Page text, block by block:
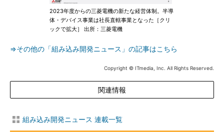
2023年度からの三菱電機の新たな経営体制。半導
体・デバイス事業は社長直轄事業となった［クリ
ックで拡大］ 出所：三菱電機
⇒その他の「組み込み開発ニュース」の記事はこちら
Copyright © ITmedia, Inc. All Rights Reserved.
関連情報
組み込み開発ニュース 連載一覧